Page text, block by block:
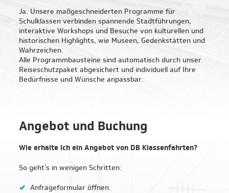
Ja. Unsere maßgeschneiderten Programme für
Schulklassen verbinden spannende Stadtführungen,
interaktive Workshops und Besuche von kulturellen und
historischen Highlights, wie Museen, Gedenkstätten und
Wahrzeichen.
Alle Programmbausteine sind automatisch durch unser
Reiseschutzpaket abgesichert und individuell auf Ihre
Bedürfnisse und Wünsche anpassbar.
Angebot und Buchung
Wie erhalte ich ein Angebot von DB Klassenfahrten?
So geht’s in wenigen Schritten:
Anfrageformular öffnen.